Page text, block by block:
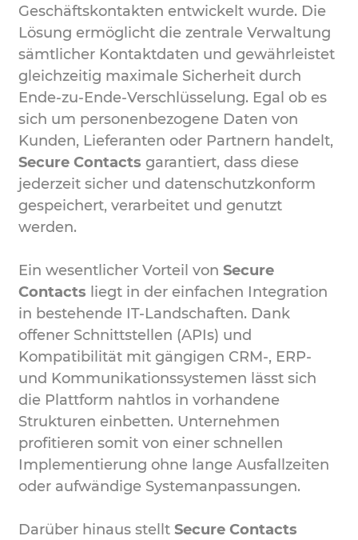
Geschäftskontakten entwickelt wurde. Die
Lösung ermöglicht die zentrale Verwaltung
sämtlicher Kontaktdaten und gewährleistet
gleichzeitig maximale Sicherheit durch
Ende-zu-Ende-Verschlüsselung. Egal ob es
sich um personenbezogene Daten von
Kunden, Lieferanten oder Partnern handelt,
Secure Contacts garantiert, dass diese
jederzeit sicher und datenschutzkonform
gespeichert, verarbeitet und genutzt
werden.
Ein wesentlicher Vorteil von Secure
Contacts liegt in der einfachen Integration
in bestehende IT-Landschaften. Dank
offener Schnittstellen (APIs) und
Kompatibilität mit gängigen CRM-, ERP-
und Kommunikationssystemen lässt sich
die Plattform nahtlos in vorhandene
Strukturen einbetten. Unternehmen
profitieren somit von einer schnellen
Implementierung ohne lange Ausfallzeiten
oder aufwändige Systemanpassungen.
Darüber hinaus stellt Secure Contacts